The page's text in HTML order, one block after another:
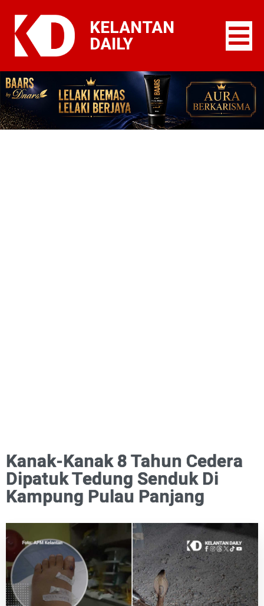
KELANTAN
DAILY
Kanak-Kanak 8 Tahun Cedera
Dipatuk Tedung Senduk Di
Kampung Pulau Panjang